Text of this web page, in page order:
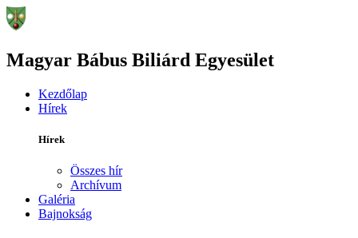
Magyar Bábus Biliárd Egyesület
Kezdőlap
Hírek
Hírek
Összes hír
Archívum
Galéria
Bajnokság